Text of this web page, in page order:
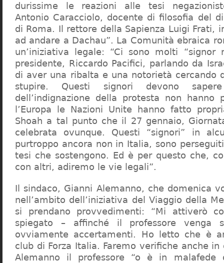
durissime le reazioni alle tesi
Antonio Caracciolo, docente di filosofia del
di Roma. Il rettore della Sapienza Luigi Frati,
ad andare a Dachau”. La Comunità ebraica
un’iniziativa legale: “Ci sono molti “signor
presidente, Riccardo Pacifici, parlando da
di aver una ribalta e una notorietà cercando
stupire. Questi signori devono
dell’indignazione della protesta non hanno
l’Europa le Nazioni Unite hanno fatto
Shoah a tal punto che il 27 gennaio,
celebrata ovunque. Questi “signori” in
purtroppo ancora non in Italia, sono
tesi che sostengono. Ed è per questo che,
con altri, adiremo le vie legali”.
Il sindaco, Gianni Alemanno, che domenica
nell’ambito dell’iniziativa del Viaggio della
si prendano provvedimenti: “Mi attiverò
spiegato – affinché il professore venga
ovviamente accertamenti. Ho letto che è
club di Forza Italia. Faremo verifiche anche in
Alemanno il professore “o è in malafede